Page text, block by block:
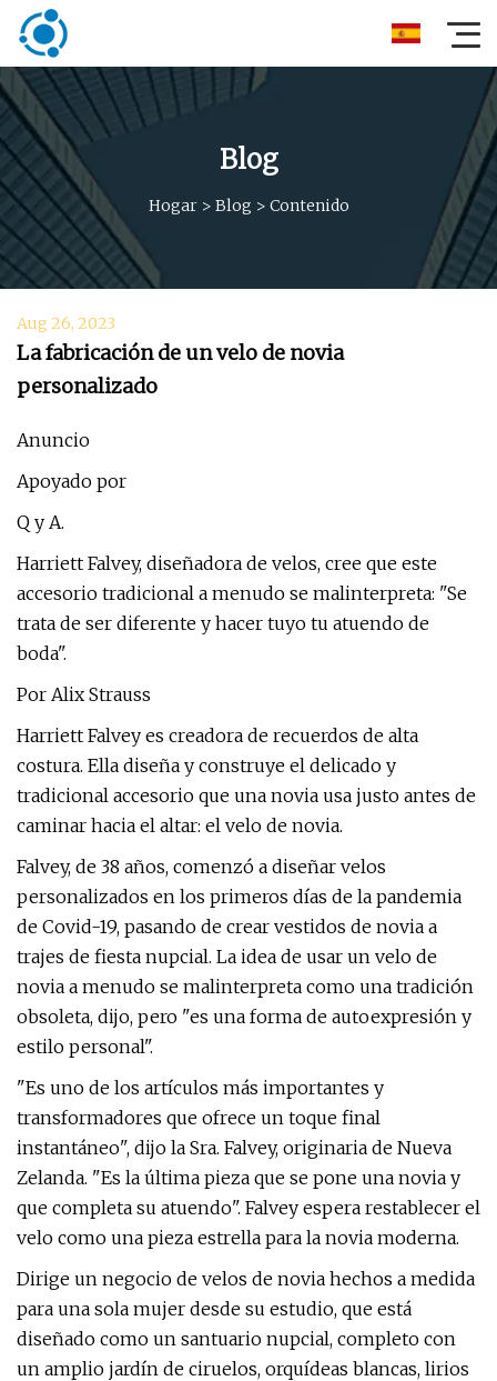
Blog
Hogar> Blog > Contenido
Aug 26, 2023
La fabricación de un velo de novia
personalizado
Anuncio
Apoyado por
Q y A.
Harriett Falvey, diseñadora de velos, cree que este
accesorio tradicional a menudo se malinterpreta: "Se
trata de ser diferente y hacer tuyo tu atuendo de
boda".
Por Alix Strauss
Harriett Falvey es creadora de recuerdos de alta
costura. Ella diseña y construye el delicado y
tradicional accesorio que una novia usa justo antes de
caminar hacia el altar: el velo de novia.
Falvey, de 38 años, comenzó a diseñar velos
personalizados en los primeros días de la pandemia
de Covid-19, pasando de crear vestidos de novia a
trajes de fiesta nupcial. La idea de usar un velo de
novia a menudo se malinterpreta como una tradición
obsoleta, dijo, pero "es una forma de autoexpresión y
estilo personal".
"Es uno de los artículos más importantes y
transformadores que ofrece un toque final
instantáneo", dijo la Sra. Falvey, originaria de Nueva
Zelanda. "Es la última pieza que se pone una novia y
que completa su atuendo". Falvey espera restablecer el
velo como una pieza estrella para la novia moderna.
Dirige un negocio de velos de novia hechos a medida
para una sola mujer desde su estudio, que está
diseñado como un santuario nupcial, completo con
un amplio jardín de ciruelos, orquídeas blancas, lirios